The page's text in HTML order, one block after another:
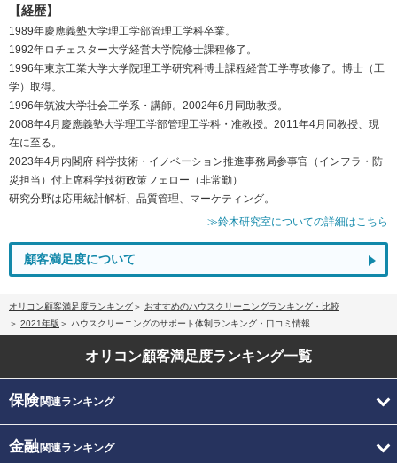
【経歴】
1989年慶應義塾大学理工学部管理工学科卒業。
1992年ロチェスター大学経営大学院修士課程修了。
1996年東京工業大学大学院理工学研究科博士課程経営工学専攻修了。博士（工
学）取得。
1996年筑波大学社会工学系・講師。2002年6月同助教授。
2008年4月慶應義塾大学理工学部管理工学科・准教授。2011年4月同教授、現
在に至る。
2023年4月内閣府 科学技術・イノベーション推進事務局参事官（インフラ・防
災担当）付上席科学技術政策フェロー（非常勤）
研究分野は応用統計解析、品質管理、マーケティング。
≫鈴木研究室についての詳細はこちら
顧客満足度について
オリコン顧客満足度ランキング
おすすめのハウスクリーニングランキング・比較
2021年版
ハウスクリーニングのサポート体制ランキング・口コミ情報
オリコン顧客満足度ランキング一覧
保険関連ランキング
金融関連ランキング